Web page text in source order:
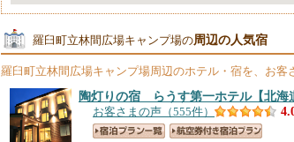
羅臼町立林間広場キャンプ場の周辺の人気宿
羅臼町立林間広場キャンプ場周辺のホテル・宿を、お客
陶灯りの宿 らうす第一ホテル【北海
お客さまの声（555件）